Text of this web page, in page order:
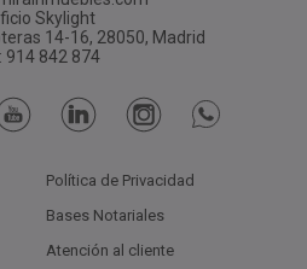
Skylight
14-16, 28050, Madrid
914 842 874
Política de Privacidad
Bases Notariales
Atención al cliente